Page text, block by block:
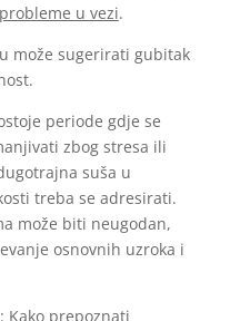
u vezi.
može sugerirati gubitak
periode gdje se
zbog stresa ili
suša u
treba se adresirati.
može biti neugodan,
osnovnih uzroka i
Kako prepoznati